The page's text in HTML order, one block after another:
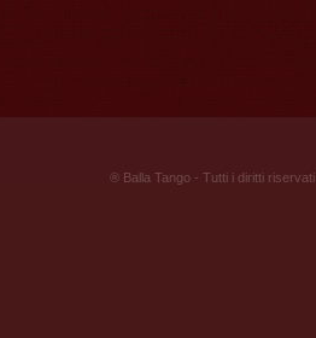
® Balla Tango - Tutti i diritti riservati